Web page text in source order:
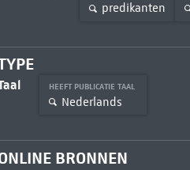
predikanten
HEEFT PUBLICATIE TAAL
Nederlands
BRONNEN